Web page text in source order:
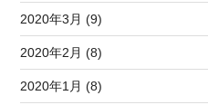
2020年3月 (9)
2020年2月 (8)
2020年1月 (8)